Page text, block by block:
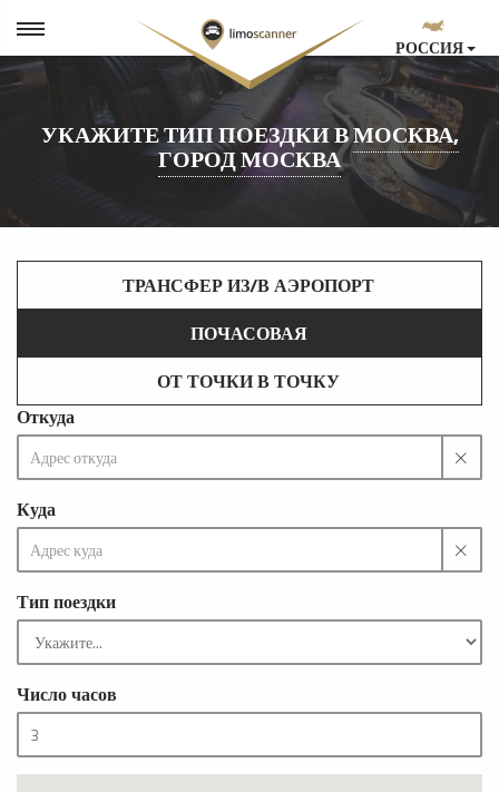
РОССИЯ
УКАЖИТЕ ТИП ПОЕЗДКИ ВМОСКВА,
ГОРОД МОСКВА
ТРАНСФЕР ИЗ/В АЭРОПОРТ
ПОЧАСОВАЯ
ОТ ТОЧКИ В ТОЧКУ
Откуда
Куда
Тип поездки
Число часов